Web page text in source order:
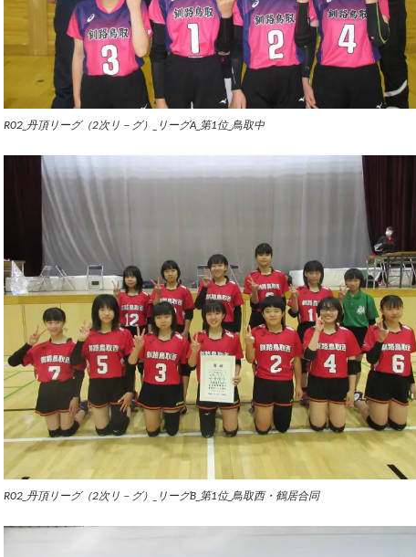
R02_丹頂リーグ（2次リ－グ）_リーグA_第1位_鳥取中
R02_丹頂リーグ（2次リ－グ）_リーグB_第1位_鳥取西・鶴居合同